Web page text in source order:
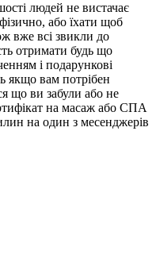
людей не вистачає
або їхати щоб
вже всі звикли до
отримати будь що
і подарункові
якщо вам потрібен
що ви забули або не
на масаж або СПА
на один з месенджерів